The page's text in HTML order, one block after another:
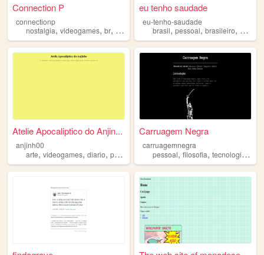
Connection P
connectionp
nostalgia, videogames, br, arte pessoal
eu tenho saudade
eu-tenho-saudade
brasil,pessoal,brasileiro,
Atelie Apocaliptico do Anjin...
anjinh00
arte, videogames, diario, pessoal brasileiro
Carruagem Negra
carruagemnegra
pessoal,filosofia,tecnologia ,